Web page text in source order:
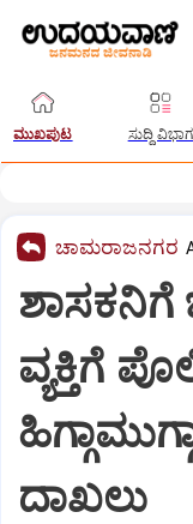
ಮುಖಪುಟ ಸುದ್ದಿ ವಿಭಾಗ
ಚಾಮರಾಜನಗರ
ವ್ಯಕ್ತಿಗೆ
ದಾಖಲು